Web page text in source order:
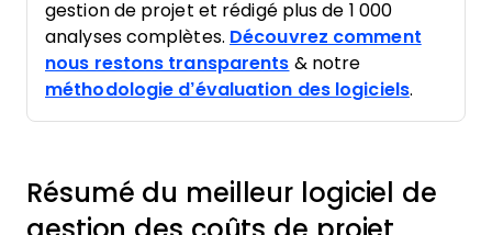
gestion de projet et rédigé plus de 1 000
analyses complètes. Découvrez comment
nous restons transparents & notre
méthodologie d’évaluation des logiciels.
Résumé du meilleur logiciel de
gestion des coûts de projet